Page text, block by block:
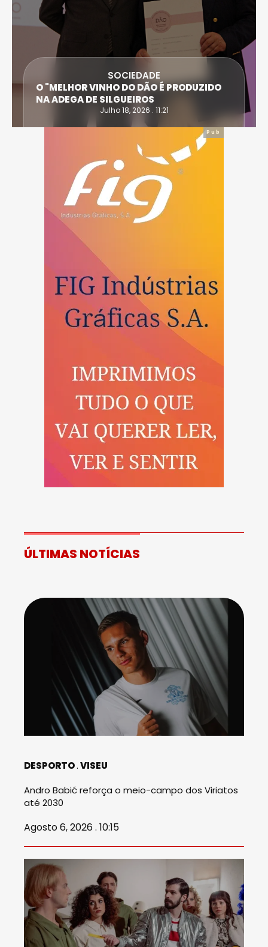
SOCIEDADE
O "MELHOR VINHO DO DÃO É PRODUZIDO
NA ADEGA DE SILGUEIROS
Julho 18, 2026 . 11:21
Pub
ÚLTIMAS NOTÍCIAS
DESPORTO VISEU
Andro Babić reforça o meio-campo dos Viriatos
até 2030
Agosto 6, 2026 . 10:15